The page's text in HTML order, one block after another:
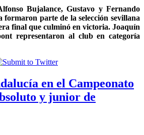
Bujalance, Gustavo y Fernando
parte de la selección sevillana
final que culminó en victoria. Joaquín
representaron al club en categoría
en el Campeonato
y junior de